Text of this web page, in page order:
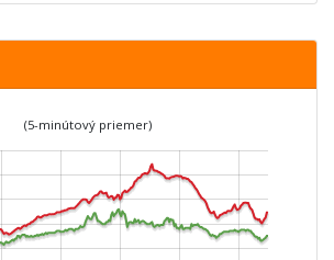
(5-minútový priemer)